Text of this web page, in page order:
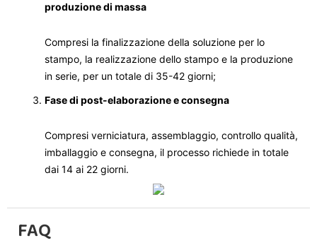
produzione di massa
Compresi la finalizzazione della soluzione per lo
stampo, la realizzazione dello stampo e la produzione
in serie, per un totale di 35-42 giorni;
Fase di post-elaborazione e consegna
Compresi verniciatura, assemblaggio, controllo qualità,
imballaggio e consegna, il processo richiede in totale
dai 14 ai 22 giorni.
FAQ